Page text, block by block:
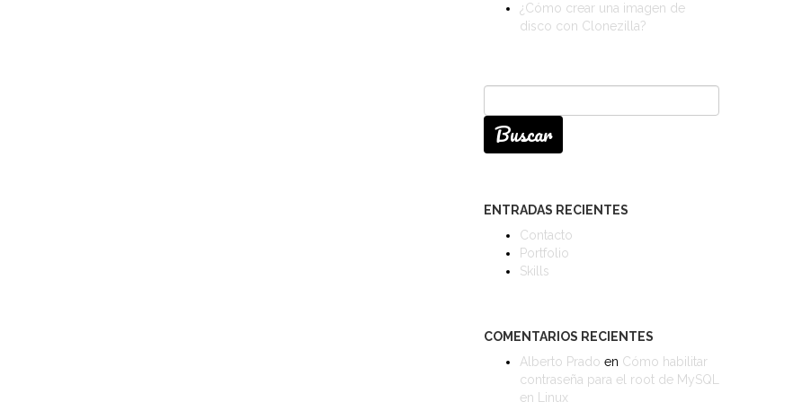
¿Cómo crear una imagen de
disco con Clonezilla?
ENTRADAS RECIENTES
Contacto
Portfolio
Skills
COMENTARIOS RECIENTES
Alberto Prado en Cómo habilitar
contraseña para el root de MySQL
en Linux